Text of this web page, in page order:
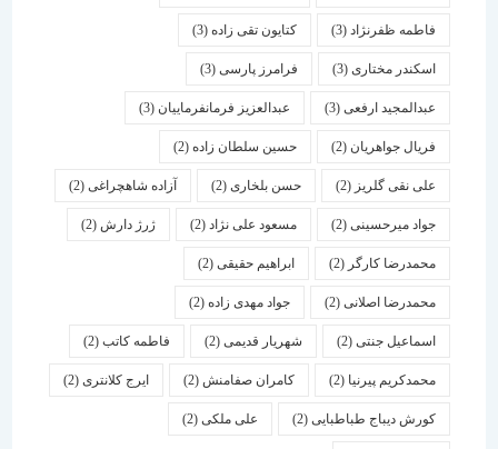
فاطمه ظفرنژاد(3) کتایون تقی زاده(3)
اسكندر مختاری (3) فرامرز پارسی(3)
عبدالمجید ارفعی(3) عبدالعزیز فرمانفرماییان(3)
فریال جواهریان(2) حسین سلطان زاده(2)
علی نقی گلریز(2) حسن بلخاری(2) آزاده شاهچراغی(2)
جواد میرحسینی(2) مسعود علی نژاد(2) ژرژ دارش (2)
محمدرضا کارگر(2) ابراهیم حقیقی(2)
محمدرضا اصلانی(2) جواد مهدی زاده(2)
اسماعیل جنتی(2) شهریار قدیمی(2) فاطمه کاتب(2)
محمدکریم پیرنیا (2) کامران صفامنش(2) ایرج کلانتری (2)
کورش دیباج طباطبایی(2) علی ملکی(2)